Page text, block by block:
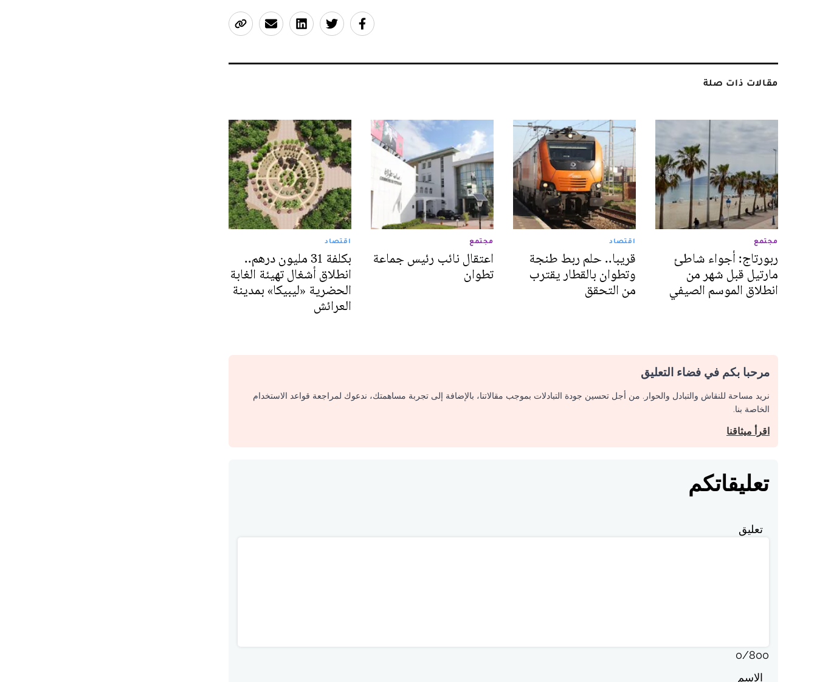
مقالات ذات صلة
مجتمع
ربورتاج: أجواء شاطئ
مارتيل قبل شهر من
انطلاق الموسم الصيفي
اقتصاد
قريبا.. حلم ربط طنجة
وتطوان بالقطار يقترب
من التحقق
مجتمع
اعتقال نائب رئيس جماعة
تطوان
اقتصاد
بكلفة 31 مليون درهم..
انطلاق أشغال تهيئة الغابة
الحضرية «ليبيكا» بمدينة
العرائش
مرحبا بكم في فضاء التعليق
نريد مساحة للنقاش والتبادل والحوار. من أجل تحسين جودة التبادلات بموجب مقالاتنا، بالإضافة إلى تجربة مساهمتك، ندعوك لمراجعة قواعد الاستخدام
الخاصة بنا.
اقرأ ميثاقنا
تعليقاتكم
تعليق
0/800
الاسم